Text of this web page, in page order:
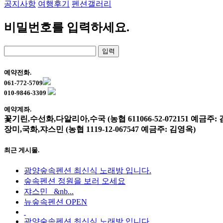
공지사항 여행후기 펜션갤러리
비밀번호를 입력하세요.
예약전화.
061-772-5709
010-9846-3309
예약계좌.
꽃기린,수선화,다알리아,수국 (농협 611066-52-072151 예금주:
장미,국화,쟈스민 (농협 1119-12-067547 예금주: 김영옥)
최근 게시물.
광양숲속펜션 최신식 노래방 입니다.
숲속펜션 정원을 보러 오세요
쟈스민 &nb...
뉴숲속펜션 OPEN